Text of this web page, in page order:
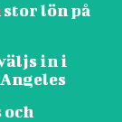
stor lön på
in i